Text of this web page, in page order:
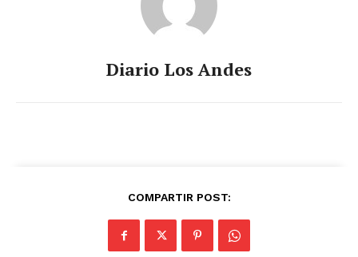
Diario Los Andes
COMPARTIR POST: